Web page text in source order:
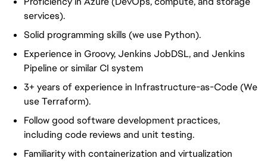
services).
Solid programming skills (we use Python).
Experience in Groovy, Jenkins JobDSL, and Jenkins
Pipeline or similar CI system
3+ years of experience in Infrastructure-as-Code (We
use Terraform).
Follow good software development practices,
including code reviews and unit testing.
Familiarity with containerization and virtualization